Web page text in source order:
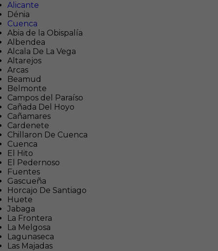
Alicante
Dénia
Cuenca
Abia de la Obispalía
Albendea
Alcala De La Vega
Altarejos
Arcas
Beamud
Belmonte
Campos del Paraíso
Cañada Del Hoyo
Cañamares
Cardenete
Chillaron De Cuenca
Cuenca
El Hito
El Pedernoso
Fuentes
Gascueña
Horcajo De Santiago
Huete
Jabaga
La Frontera
La Melgosa
Lagunaseca
Las Majadas